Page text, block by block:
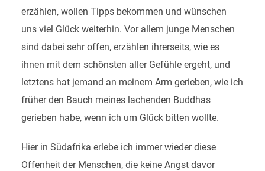
erzählen, wollen Tipps bekommen und wünschen
uns viel Glück weiterhin. Vor allem junge Menschen
sind dabei sehr offen, erzählen ihrerseits, wie es
ihnen mit dem schönsten aller Gefühle ergeht, und
letztens hat jemand an meinem Arm gerieben, wie ich
früher den Bauch meines lachenden Buddhas
gerieben habe, wenn ich um Glück bitten wollte.
Hier in Südafrika erlebe ich immer wieder diese
Offenheit der Menschen, die keine Angst davor